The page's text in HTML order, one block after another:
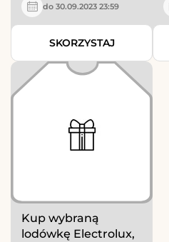
do 30.09.2023 23:59
SKORZYSTAJ
Kup wybraną
lodówkę Electrolux,